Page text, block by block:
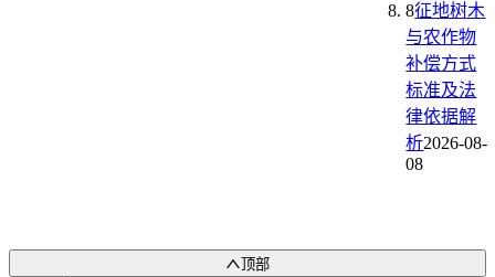
8征地树木
与农作物
补偿方式
标准及法
律依据解
析2026-08-
08
顶部